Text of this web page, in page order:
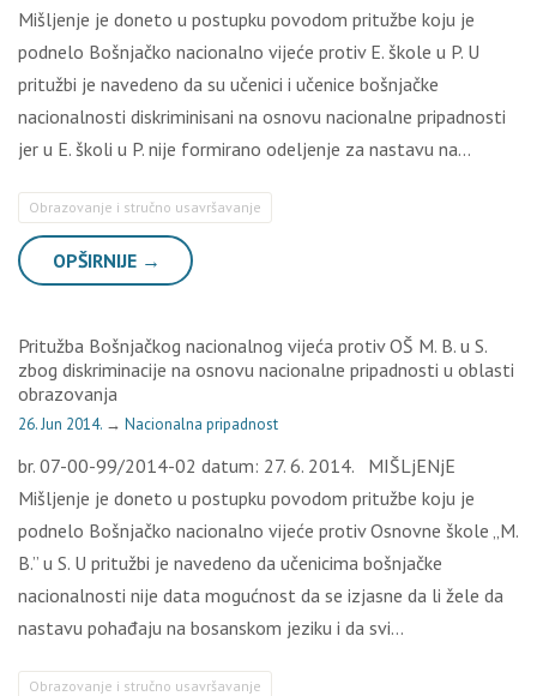
Mišljenje je doneto u postupku povodom pritužbe koju je
podnelo Bošnjačko nacionalno vijeće protiv E. škole u P. U
pritužbi je navedeno da su učenici i učenice bošnjačke
nacionalnosti diskriminisani na osnovu nacionalne pripadnosti
jer u E. školi u P. nije formirano odeljenje za nastavu na…
Obrazovanje i stručno usavršavanje
OPŠIRNIJE →
Pritužba Bošnjačkog nacionalnog vijeća protiv OŠ M. B. u S.
zbog diskriminacije na osnovu nacionalne pripadnosti u oblasti
obrazovanja
26. Jun 2014. → Nacionalna pripadnost
br. 07-00-99/2014-02 datum: 27. 6. 2014. MIŠLjENjE
Mišljenje je doneto u postupku povodom pritužbe koju je
podnelo Bošnjačko nacionalno vijeće protiv Osnovne škole „M.
B.” u S. U pritužbi je navedeno da učenicima bošnjačke
nacionalnosti nije data mogućnost da se izjasne da li žele da
nastavu pohađaju na bosanskom jeziku i da svi…
Obrazovanje i stručno usavršavanje